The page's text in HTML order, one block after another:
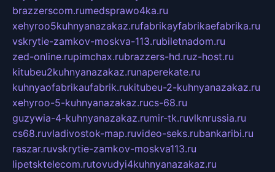
brazzerscom.rumedsprawo4ka.ru
xehyroo5kuhnyanazakaz.rufabrikayfabrikaefabrika.ru
vskrytie-zamkov-moskva-113.rubiletnadom.ru
zed-online.rupimchax.rubrazzers-hd.ruz-host.ru
kitubeu2kuhnyanazakaz.runaperekate.ru
kuhnyaofabrikaufabrik.rukitubeu-2-kuhnyanazakaz.ru
xehyroo-5-kuhnyanazakaz.rucs-68.ru
guzywia-4-kuhnyanazakaz.rumir-tk.ruvlknrussia.ru
cs68.ruvladivostok-map.ruvideo-seks.rubankaribi.ru
raszar.ruvskrytie-zamkov-moskva113.ru
lipetsktelecom.rutovudyi4kuhnyanazakaz.ru